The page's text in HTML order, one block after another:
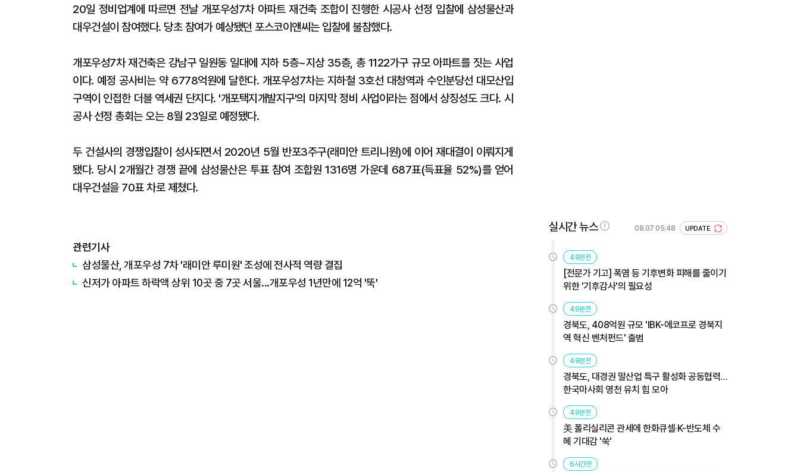
20일 정비업계에 따르면 전날 개포우성7차 아파트 재건축 조합이 진행한 시공사 선정 입찰에 삼성물산과
대우건설이 참여했다. 당초 참여가 예상됐던 포스코이앤씨는 입찰에 불참했다.
개포우성7차 재건축은 강남구 일원동 일대에 지하 5층~지상 35층, 총 1122가구 규모 아파트를 짓는 사업
이다. 예정 공사비는 약 6778억원에 달한다. 개포우성7차는 지하철 3호선 대청역과 수인분당선 대모산입
구역이 인접한 더블 역세권 단지다. '개포택지개발지구'의 마지막 정비 사업이라는 점에서 상징성도 크다. 시
공사 선정 총회는 오는 8월 23일로 예정됐다.
두 건설사의 경쟁입찰이 성사되면서 2020년 5월 반포3주구(래미안 트리니원)에 이어 재대결이 이뤄지게
됐다. 당시 2개월간 경쟁 끝에 삼성물산은 투표 참여 조합원 1316명 가운데 687표(득표율 52%)를 얻어
대우건설을 70표 차로 제쳤다.
관련기사
삼성물산, 개포우성 7차 '래미안 루미원' 조성에 전사적 역량 결집
신저가 아파트 하락액 상위 10곳 중 7곳 서울...개포우성 1년만에 12억 '뚝'
실시간 뉴스 08.07 05:48 UPDATE
49분전
[전문가 기고] 폭염 등 기후변화 피해를 줄이기
위한 '기후감사'의 필요성
49분전
경북도, 408억원 규모 'IBK-에코프로 경북지
역 혁신 벤처펀드' 출범
49분전
경북도, 대경권 말산업 특구 활성화 공동협력…
한국마사회 영천 유치 힘 모아
49분전
美 폴리실리콘 관세에 한화큐셀·K-반도체 수
혜 기대감 '쑥'
6시간전